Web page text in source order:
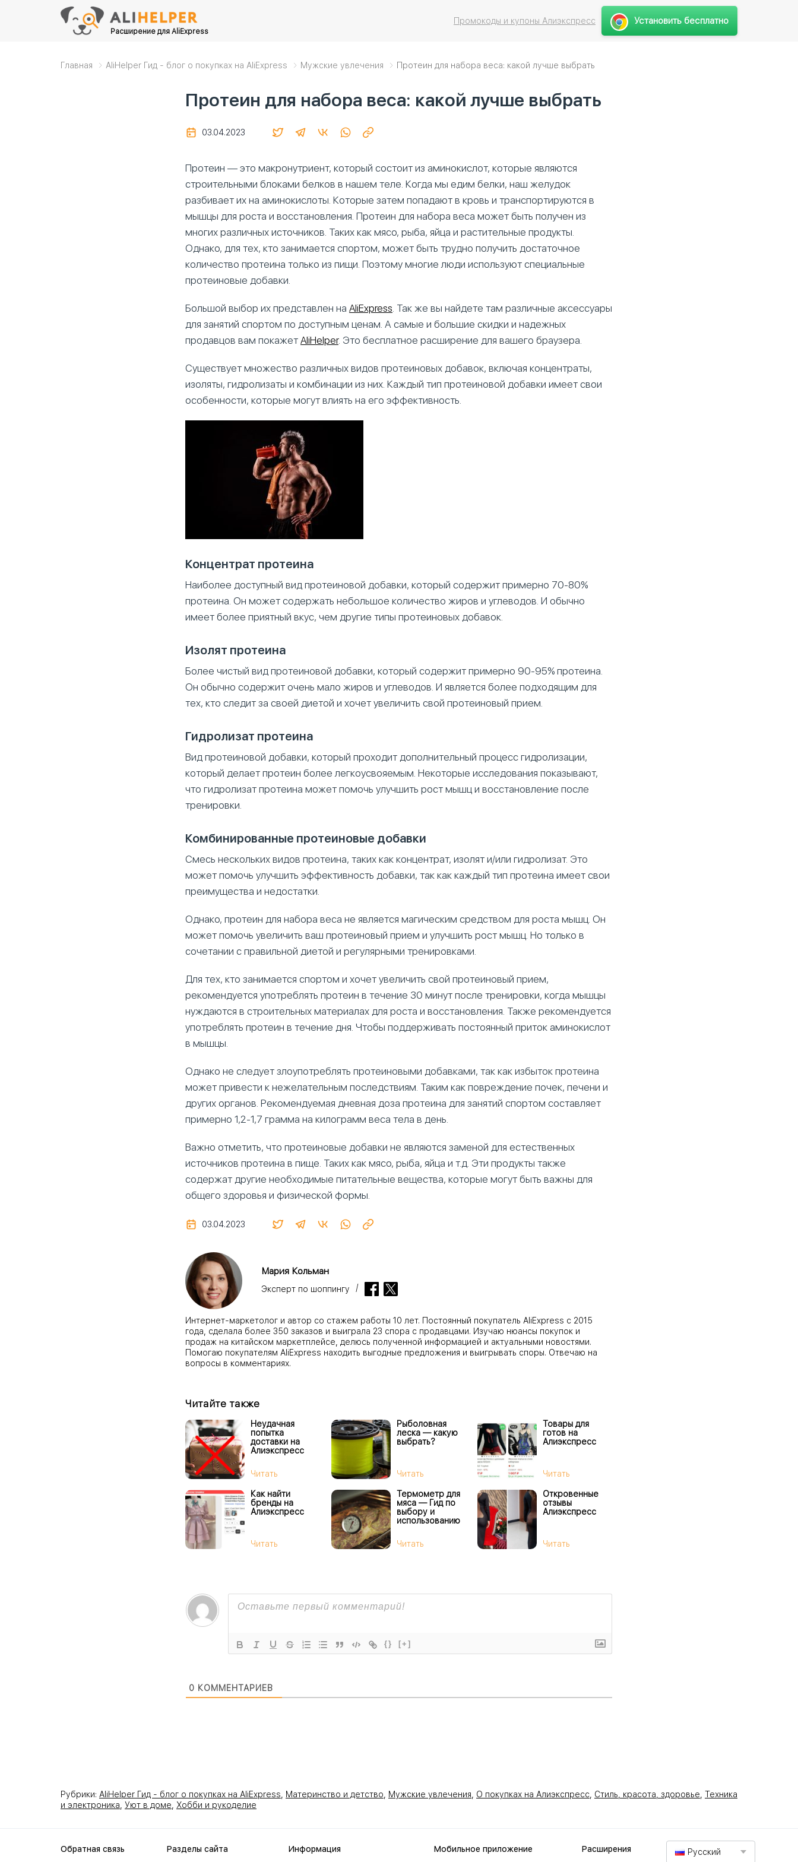
Расширение для AliExpress
Промокоды и купоны Алиэкспресс Установить бесплатно
Главная AliHelper Гид - блог о покупках на AliExpress Мужские увлечения Протеин для набора веса: какой лучше выбрать
Протеин для набора веса: какой лучше выбрать
03.04.2023
Протеин — это макронутриент, который состоит из аминокислот, которые являются
строительными блоками белков в нашем теле. Когда мы едим белки, наш желудок
разбивает их на аминокислоты. Которые затем попадают в кровь и транспортируются в
мышцы для роста и восстановления. Протеин для набора веса может быть получен из
многих различных источников. Таких как мясо, рыба, яйца и растительные продукты.
Однако, для тех, кто занимается спортом, может быть трудно получить достаточное
количество протеина только из пищи. Поэтому многие люди используют специальные
протеиновые добавки.
Большой выбор их представлен на AliExpress . Так же вы найдете там различные аксессуары
для занятий спортом по доступным ценам. А самые и большие скидки и надежных
продавцов вам покажет AliHelper. Это бесплатное расширение для вашего браузера.
Существует множество различных видов протеиновых добавок, включая концентраты,
изоляты, гидролизаты и комбинации из них. Каждый тип протеиновой добавки имеет свои
особенности, которые могут влиять на его эффективность.
Концентрат протеина
Наиболее доступный вид протеиновой добавки, который содержит примерно 70-80%
протеина. Он может содержать небольшое количество жиров и углеводов. И обычно
имеет более приятный вкус, чем другие типы протеиновых добавок.
Изолят протеина
Более чистый вид протеиновой добавки, который содержит примерно 90-95% протеина.
Он обычно содержит очень мало жиров и углеводов. И является более подходящим для
тех, кто следит за своей диетой и хочет увеличить свой протеиновый прием.
Гидролизат протеина
Вид протеиновой добавки, который проходит дополнительный процесс гидролизации,
который делает протеин более легкоусвояемым. Некоторые исследования показывают,
что гидролизат протеина может помочь улучшить рост мышц и восстановление после
тренировки.
Комбинированные протеиновые добавки
Смесь нескольких видов протеина, таких как концентрат, изолят и/или гидролизат. Это
может помочь улучшить эффективность добавки, так как каждый тип протеина имеет свои
преимущества и недостатки.
Однако, протеин для набора веса не является магическим средством для роста мышц. Он
может помочь увеличить ваш протеиновый прием и улучшить рост мышц. Но только в
сочетании с правильной диетой и регулярными тренировками.
Для тех, кто занимается спортом и хочет увеличить свой протеиновый прием,
рекомендуется употреблять протеин в течение 30 минут после тренировки, когда мышцы
нуждаются в строительных материалах для роста и восстановления. Также рекомендуется
употреблять протеин в течение дня. Чтобы поддерживать постоянный приток аминокислот
в мышцы.
Однако не следует злоупотреблять протеиновыми добавками, так как избыток протеина
может привести к нежелательным последствиям. Таким как повреждение почек, печени и
других органов. Рекомендуемая дневная доза протеина для занятий спортом составляет
примерно 1,2-1,7 грамма на килограмм веса тела в день.
Важно отметить, что протеиновые добавки не являются заменой для естественных
источников протеина в пище. Таких как мясо, рыба, яйца и т.д. Эти продукты также
содержат другие необходимые питательные вещества, которые могут быть важны для
общего здоровья и физической формы.
03.04.2023
Мария Кольман
Эксперт по шоппингу
Интернет-маркетолог и автор со стажем работы 10 лет. Постоянный покупатель AliExpress с 2015
года, сделала более 350 заказов и выиграла 23 спора с продавцами. Изучаю нюансы покупок и
продаж на китайском маркетплейсе, делюсь полученной информацией и актуальными новостями.
Помогаю покупателям AliExpress находить выгодные предложения и выигрывать споры. Отвечаю на
вопросы в комментариях.
Читайте также
Неудачная
попытка
доставки на
Алиэкспресс
Читать
Рыболовная
леска — какую
выбрать?
Читать
Товары для
готов на
Алиэкспресс
Читать
Как найти
бренды на
Алиэкспресс
Читать
Термометр для
мяса — Гид по
выбору и
использованию
Читать
Откровенные
отзывы
Алиэкспресс
Читать
{} [+]
0 КОММЕНТАРИЕВ
Рубрики: AliHelper Гид - блог о покупках на AliExpress Материнство и детство Мужские увлечения О покупках на Алиэкспресс Стиль, красота, здоровье Техника
и электроника Уют в доме Хобби и рукоделие
Обратная связь
Разделы сайта
Информация
Мобильное приложение
Расширения
Русский